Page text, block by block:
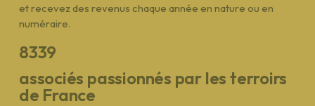
et recevez des revenus chaque année en nature ou en
numéraire.
8339
associés passionnés par les terroirs
de France